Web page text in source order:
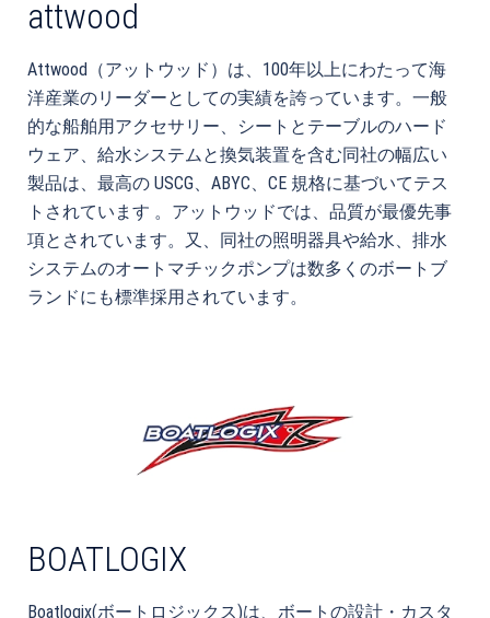
attwood
Attwood（アットウッド）は、100年以上にわたって海
洋産業のリーダーとしての実績を誇っています。一般
的な船舶用アクセサリー、シートとテーブルのハード
ウェア、給水システムと換気装置を含む同社の幅広い
製品は、最高の USCG、ABYC、CE 規格に基づいてテス
トされています 。アットウッドでは、品質が最優先事
項とされています。又、同社の照明器具や給水、排水
システムのオートマチックポンプは数多くのボートブ
ランドにも標準採用されています。
BOATLOGIX
Boatlogix(ボートロジックス)は、ボートの設計・カスタ